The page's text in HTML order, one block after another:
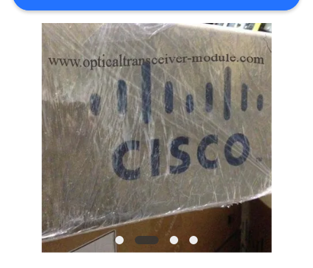
PÓNGASE
CONTACTO
NOTICIAS
CASOS
TRABAJO
SITEMAP